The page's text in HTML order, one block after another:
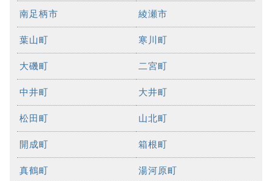
南足柄市 綾瀬市
葉山町 寒川町
大磯町 二宮町
中井町 大井町
松田町 山北町
開成町 箱根町
真鶴町 湯河原町